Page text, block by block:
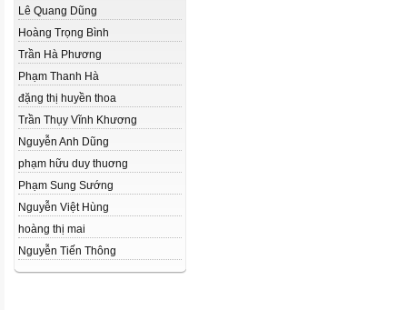
Lê Quang Dũng
Hoàng Trọng Bình
Trần Hà Phương
Phạm Thanh Hà
đặng thị huyền thoa
Trần Thụy Vĩnh Khương
Nguyễn Anh Dũng
phạm hữu duy thuơng
Phạm Sung Sướng
Nguyễn Việt Hùng
hoàng thị mai
Nguyễn Tiến Thông